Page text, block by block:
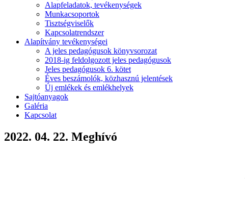
Alapfeladatok, tevékenységek
Munkacsoportok
Tisztségviselők
Kapcsolatrendszer
Alapítvány tevékenységei
A jeles pedagógusok könyvsorozat
2018-ig feldolgozott jeles pedagógusok
Jeles pedagógusok 6. kötet
Éves beszámolók, közhasznú jelentések
Új emlékek és emlékhelyek
Sajtóanyagok
Galéria
Kapcsolat
2022. 04. 22. Meghívó